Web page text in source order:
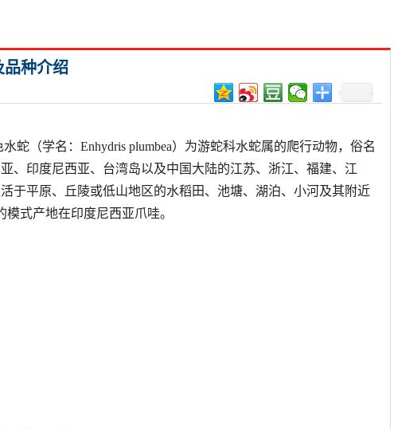
品种介绍
（学名：Enhydris plumbea）为游蛇科水蛇属的爬行动物，俗名
、印度尼西亚、台湾岛以及中国大陆的江苏、浙江、福建、江
于平原、丘陵或低山地区的水稻田、池塘、湖泊、小河及其附近
式产地在印度尼西亚爪哇。